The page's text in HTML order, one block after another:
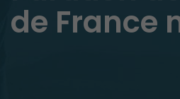
de France